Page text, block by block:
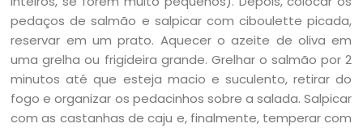
pedaços de salmão e salpicar com ciboulette picada,
reservar em um prato. Aquecer o azeite de oliva em
uma grelha ou frigideira grande. Grelhar o salmão por 2
minutos até que esteja macio e suculento, retirar do
fogo e organizar os pedacinhos sobre a salada. Salpicar
com as castanhas de caju e, finalmente, temperar com